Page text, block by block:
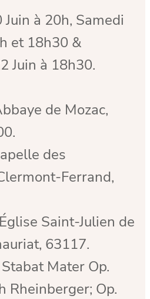
à 20h, Samedi
et 18h30 &
Juin à 18h30.
de Mozac,
des
Ferrand,
Saint-Julien de
63117.
Mater Op.
Rheinberger; Op.